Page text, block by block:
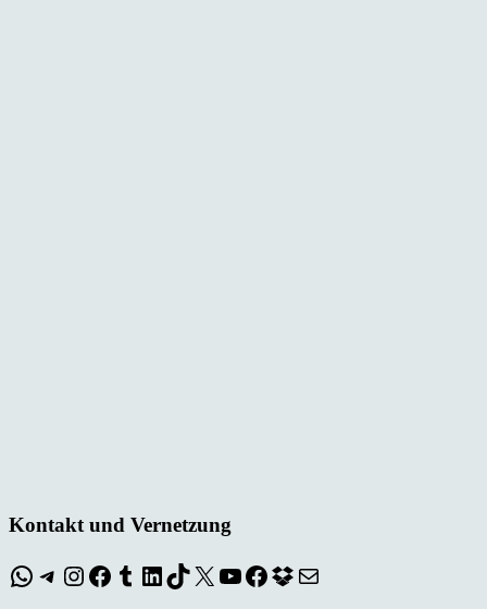
Kontakt und Vernetzung
WhatsApp
Telegram
Instagram
Facebook
Tumblr
LinkedIn
TikTok
X YouTube
Facebook
Dropbox
E-Mail